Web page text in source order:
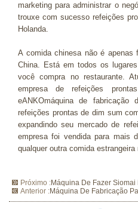
marketing para administrar o
trouxe com sucesso refeições
Holanda.
A comida chinesa não é
China. Está em todos os
você compra no restaurante.
empresa de refeições
eANKOmáquina de fabricação
refeições prontas de dim sum
expandindo seu mercado de
empresa foi vendida para mais
qualquer outra comida estrangeira
Próximo :Máquina De Fazer Siomai
Anterior :Máquina De Fabricação